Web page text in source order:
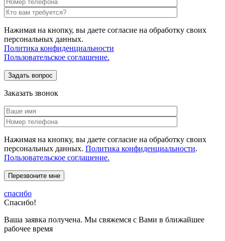
Нажимая на кнопку, вы даете согласие на обработку своих
персональных данных.
Политика конфиденциальности
Пользовательское соглашение.
Заказать звонок
Нажимая на кнопку, вы даете согласие на обработку своих
персональных данных. Политика конфиденциальности.
Пользовательское соглашение.
спасибо
Спасибо!
Ваша заявка получена. Мы свяжемся с Вами в ближайшее
рабочее время